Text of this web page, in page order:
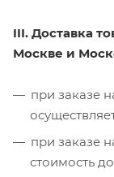
III. Доставка
Москве и
при заказе
при заказе
стоимость